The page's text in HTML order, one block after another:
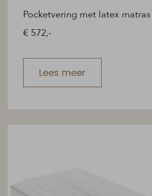
Pocketvering met latex matras
€ 572,-
Lees meer